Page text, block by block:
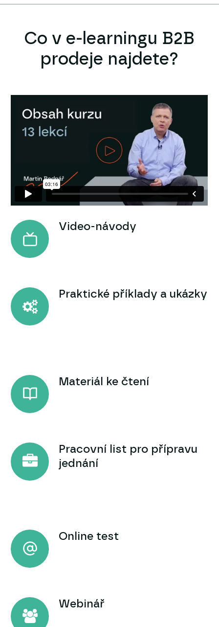
Co v e-learningu B2B
prodeje najdete?
Video-návody
Praktické příklady a ukázky
Materiál ke čtení
Pracovní list pro přípravu
jednání
Online test
Webinář